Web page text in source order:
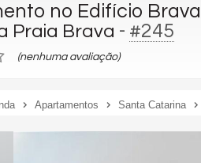
no Edifício
Praia Brava - #245
(nenhuma avaliação)
Apartamentos Santa Catarina